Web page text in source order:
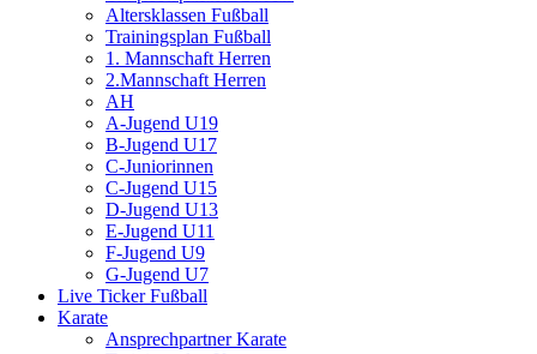
Altersklassen Fußball
Trainingsplan Fußball
1. Mannschaft Herren
2.Mannschaft Herren
AH
A-Jugend U19
B-Jugend U17
C-Juniorinnen
C-Jugend U15
D-Jugend U13
E-Jugend U11
F-Jugend U9
G-Jugend U7
Live Ticker Fußball
Karate
Ansprechpartner Karate